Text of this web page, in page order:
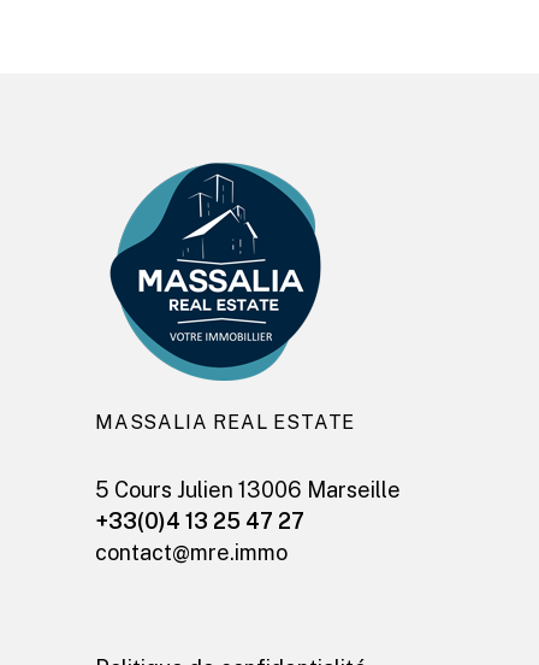
MASSALIA REAL ESTATE
5 Cours Julien 13006 Marseille
+33(0)4 13 25 47 27
contact@mre.immo